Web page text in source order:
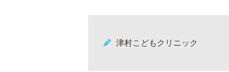
津村こどもクリニック